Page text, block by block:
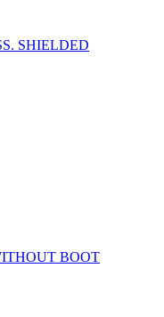
SHIELDED
BOOT